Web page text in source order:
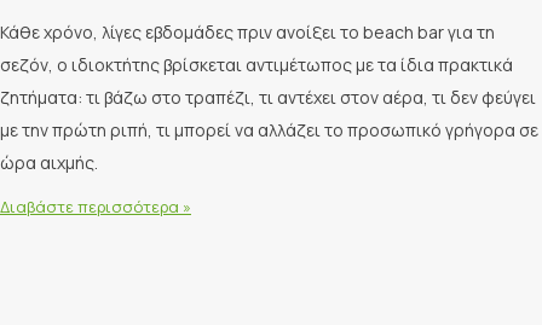
Κάθε χρόνο, λίγες εβδομάδες πριν ανοίξει το beach bar για τη
σεζόν, ο ιδιοκτήτης βρίσκεται αντιμέτωπος με τα ίδια πρακτικά
ζητήματα: τι βάζω στο τραπέζι, τι αντέχει στον αέρα, τι δεν φεύγει
με την πρώτη ριπή, τι μπορεί να αλλάζει το προσωπικό γρήγορα σε
ώρα αιχμής.
Διαβάστε περισσότερα »